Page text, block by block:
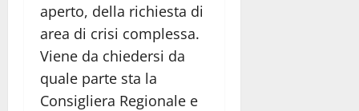
aperto, della richiesta di
area di crisi complessa.
Viene da chiedersi da
quale parte sta la
Consigliera Regionale e